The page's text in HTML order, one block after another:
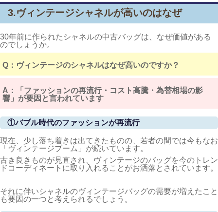
3.ヴィンテージシャネルが高いのはなぜ
30年前に作られたシャネルの中古バッグは、なぜ価値がある
のでしょうか。
Q：ヴィンテージのシャネルはなぜ高いのですか？
A：「ファッションの再流行・ コスト高騰・為替相場の影
響」が要因と言われています
①バブル時代のファッションが再流行
現在、少し落ち着きは出てきたものの、若者の間では今もなお
「ヴィンテージブーム」が続いています。
古き良きものが見直され、ヴィンテージのバッグを今のトレン
ドコーディネートに取り入れることがお洒落とされています。
それに伴いシャネルのヴィンテージバッグの需要が増えたこと
も要因の一つと考えられるでしょう。